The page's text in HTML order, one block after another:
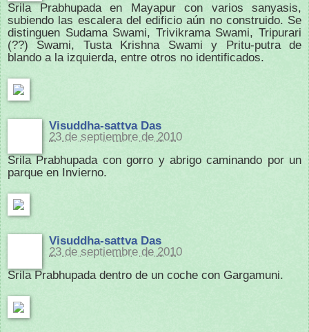
Srila Prabhupada en Mayapur con varios sanyasis,
subiendo las escalera del edificio aún no construido. Se
distinguen Sudama Swami, Trivikrama Swami, Tripurari
(??) Swami, Tusta Krishna Swami y Pritu-putra de
blando a la izquierda, entre otros no identificados.
Visuddha-sattva Das
23 de septiembre de 2010
Srila Prabhupada con gorro y abrigo caminando por un
parque en Invierno.
Visuddha-sattva Das
23 de septiembre de 2010
Srila Prabhupada dentro de un coche con Gargamuni.